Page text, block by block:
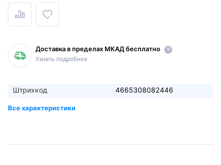
Доставка в пределах МКАД бесплатно
Узнать подробнее
Штрихкод 4665308082446